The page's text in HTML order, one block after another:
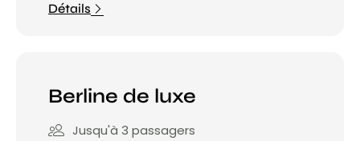
Détails
Berline de luxe
Jusqu'à 3 passagers